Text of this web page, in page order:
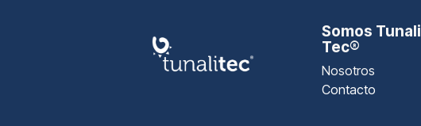
Somos Tunali
Tec®
Nosotros
Contacto